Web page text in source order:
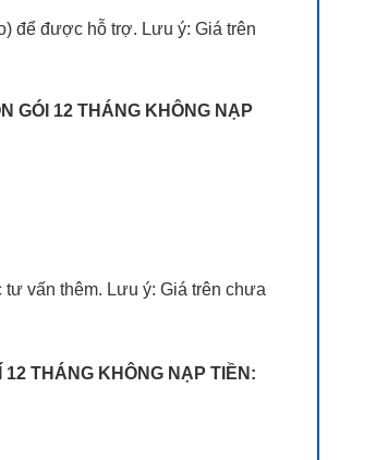
để được hỗ trợ. Lưu ý: Giá trên
GÓI 12 THÁNG KHÔNG NẠP
vấn thêm. Lưu ý: Giá trên chưa
12 THÁNG KHÔNG NẠP TIỀN: